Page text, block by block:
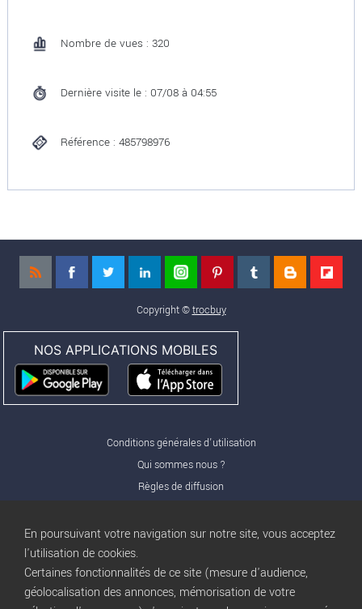
Nombre de vues : 320
Dernière visite le : 07/08 à 04:55
Référence : 485798976
Copyright ©trocbuy
NOS APPLICATIONS MOBILES
Conditions générales d'utilisation
Qui sommes nous ?
Règles de diffusion
Nos offres Pro
Publicité
Conditions d’Utilisation
En poursuivant votre navigation sur notre site, vous acceptez
l'utilisation de cookies.
Certaines fonctionnalités de ce site (mesure d'audience,
géolocalisation des annonces, mémorisation de votre